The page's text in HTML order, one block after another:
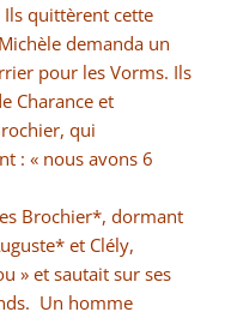
quittèrent cette
demanda un
pour les Vorms. Ils
Charance et
qui
: « nous avons 6
Brochier*, dormant
et Clély,
» et sautait sur ses
Un homme